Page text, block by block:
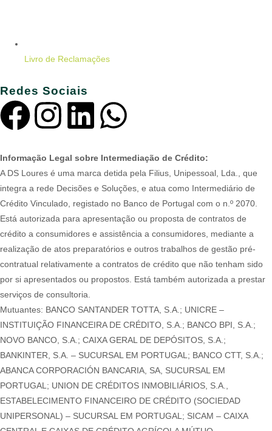
Livro de Reclamações
Redes Sociais
Informação Legal sobre Intermediação de Crédito:
A DS Loures é uma marca detida pela Filius, Unipessoal, Lda., que
integra a rede Decisões e Soluções, e atua como Intermediário de
Crédito Vinculado, registado no Banco de Portugal com o n.º 2070.
Está autorizada para apresentação ou proposta de contratos de
crédito a consumidores e assistência a consumidores, mediante a
realização de atos preparatórios e outros trabalhos de gestão pré-
contratual relativamente a contratos de crédito que não tenham sido
por si apresentados ou propostos. Está também autorizada a prestar
serviços de consultoria.
Mutuantes: BANCO SANTANDER TOTTA, S.A.; UNICRE –
INSTITUIÇÃO FINANCEIRA DE CRÉDITO, S.A.; BANCO BPI, S.A.;
NOVO BANCO, S.A.; CAIXA GERAL DE DEPÓSITOS, S.A.;
BANKINTER, S.A. – SUCURSAL EM PORTUGAL; BANCO CTT, S.A.;
ABANCA CORPORACIÓN BANCARIA, SA, SUCURSAL EM
PORTUGAL; UNION DE CRÉDITOS INMOBILIÁRIOS, S.A.,
ESTABELECIMENTO FINANCEIRO DE CRÉDITO (SOCIEDAD
UNIPERSONAL) – SUCURSAL EM PORTUGAL; SICAM – CAIXA